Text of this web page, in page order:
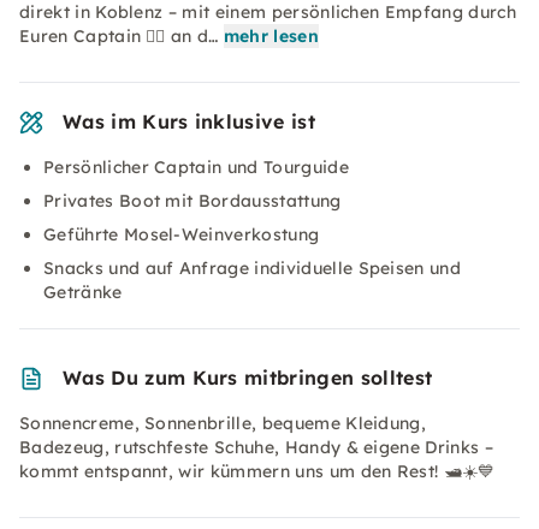
direkt in Koblenz – mit einem persönlichen Empfang durch
Euren Captain 👨‍✈️ an d… mehr lesen
Was im Kurs inklusive ist
Persönlicher Captain und Tourguide
Privates Boot mit Bordausstattung
Geführte Mosel-Weinverkostung
Snacks und auf Anfrage individuelle Speisen und
Getränke
Was Du zum Kurs mitbringen solltest
Sonnencreme, Sonnenbrille, bequeme Kleidung,
Badezeug, rutschfeste Schuhe, Handy & eigene Drinks –
kommt entspannt, wir kümmern uns um den Rest! 🛥️☀️💙